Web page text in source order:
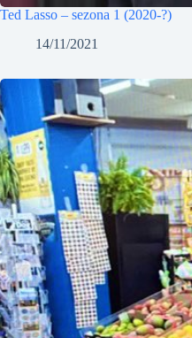
Ted Lasso – sezona 1 (2020-?)
14/11/2021